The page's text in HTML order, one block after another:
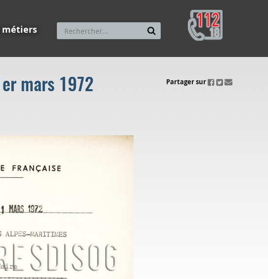
métiers
mars 1972 ui.fo.accessibility.echappement.partage
Partager sur